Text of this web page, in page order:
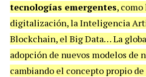
tecnologías emergentes, como
digitalización, la Inteligencia
Blockchain, el Big Data… La
adopción de nuevos modelos de
cambiando el concepto propio